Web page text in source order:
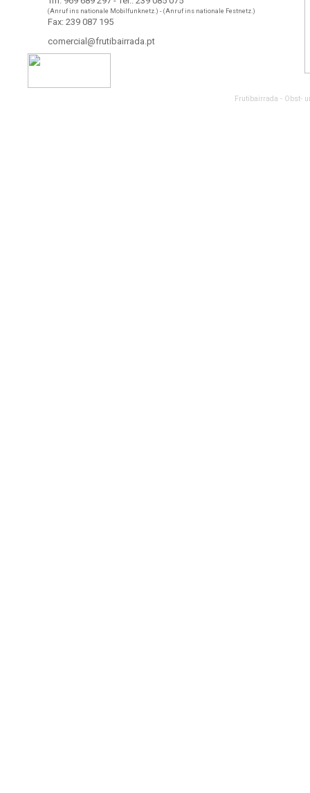
(Anruf ins nationale Mobilfunknetz.) - (Anruf ins nationale Festnetz.)
Fax: 239 087 195
comercial@frutibairrada.pt
Frutibairrada - Obst-